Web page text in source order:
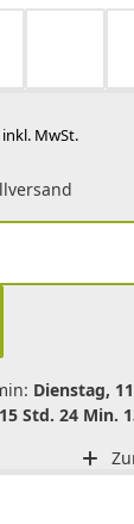
inkl. MwSt.
Dienstag,
Std. 24 Min.